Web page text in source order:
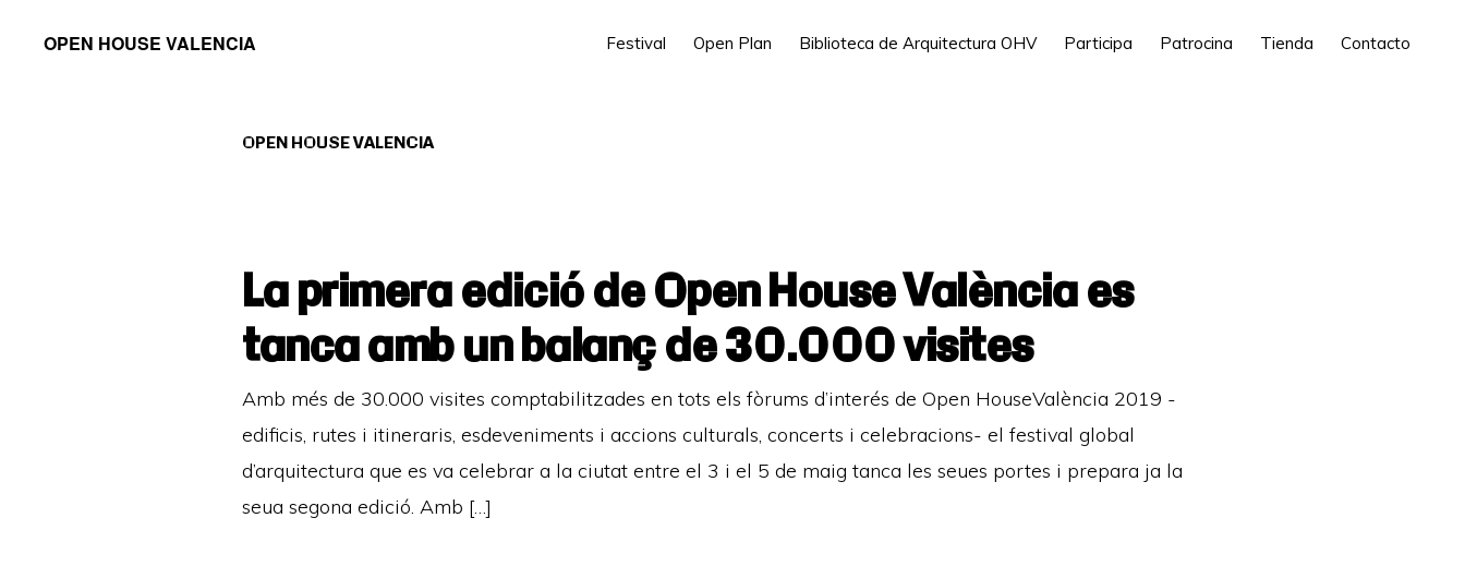
OPEN HOUSE VALENCIA Festival Open Plan Biblioteca de Arquitectura OHV Participa Patrocina Tienda Contacto
OPEN HOUSE VALENCIA
La primera edició de Open House València es
tanca amb un balanç de 30.000 visites
Amb més de 30.000 visites comptabilitzades en tots els fòrums d’interés de Open HouseValència 2019 -
edificis, rutes i itineraris, esdeveniments i accions culturals, concerts i celebracions- el festival global
d’arquitectura que es va celebrar a la ciutat entre el 3 i el 5 de maig tanca les seues portes i prepara ja la
seua segona edició. Amb […]